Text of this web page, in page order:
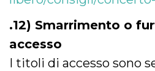
.12) Smarrimento o
accesso
I titoli di accesso sono